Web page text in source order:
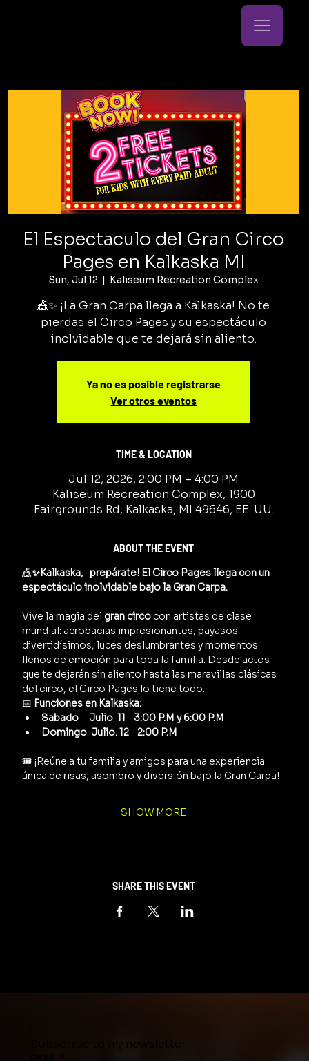
El Espectaculo del Gran Circo
Pages en Kalkaska MI
Sun, Jul 12
  |
Kaliseum Recreation Complex
🎪✨ ¡La Gran Carpa llega a Kalkaska! No te
pierdas el Circo Pages y su espectáculo
inolvidable que te dejará sin aliento.
Ya no es posible registrarse
Ver otros eventos
TIME & LOCATION
Jul 12, 2026, 2:00 PM – 4:00 PM
Kaliseum Recreation Complex, 1900
Fairgrounds Rd, Kalkaska, MI 49646, EE. UU.
ABOUT THE EVENT
🎪✨Kalkaska,   prepárate! El Circo Pages llega con un
espectáculo inolvidable bajo la Gran Carpa.
Vive la magia del gran circo con artistas de clase
mundial: acrobacias impresionantes, payasos
divertidísimos, luces deslumbrantes y momentos
llenos de emoción para toda la familia. Desde actos
que te dejarán sin aliento hasta las maravillas clásicas
del circo, el Circo Pages lo tiene todo.
📅 Funciones en Kalkaska:
Sabado     Julio  11    3:00 P.M y 6:00 P.M
Domingo  Julio. 12    2:00 P.M
🎟️ ¡Reúne a tu familia y amigos para una experiencia
única de risas, asombro y diversión bajo la Gran Carpa!
SHOW MORE
SHARE THIS EVENT
Subscribe to my newsletter